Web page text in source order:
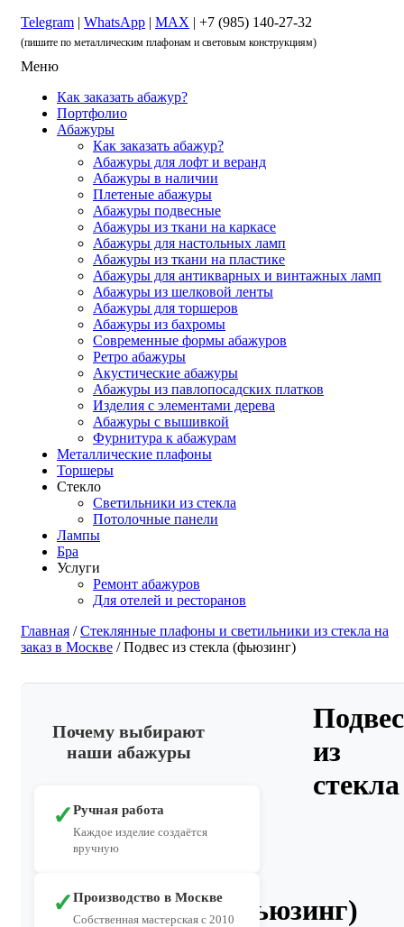
Telegram | WhatsApp | MAX | +7 (985) 140-27-32
(пишите по металлическим плафонам и световым конструкциям)
Меню
Как заказать абажур?
Портфолио
Абажуры
Как заказать абажур?
Абажуры для лофт и веранд
Абажуры в наличии
Плетеные абажуры
Абажуры подвесные
Абажуры из ткани на каркасе
Абажуры для настольных ламп
Абажуры из ткани на пластике
Абажуры для антикварных и винтажных ламп
Абажуры из шелковой ленты
Абажуры для торшеров
Абажуры из бахромы
Современные формы абажуров
Ретро абажуры
Акустические абажуры
Абажуры из павлопосадских платков
Изделия с элементами дерева
Абажуры с вышивкой
Фурнитура к абажурам
Металлические плафоны
Торшеры
Стекло
Светильники из стекла
Потолочные панели
Лампы
Бра
Услуги
Ремонт абажуров
Для отелей и ресторанов
Главная /Стеклянные плафоны и светильники из стекла на
заказ в Москве / Подвес из стекла (фьюзинг)
Подвес
из
стекла
(фьюзинг)
Почему выбирают
наши абажуры
✓Ручная работа
Каждое изделие создаётся
вручную
✓Производство в Москве
Собственная мастерская с 2010